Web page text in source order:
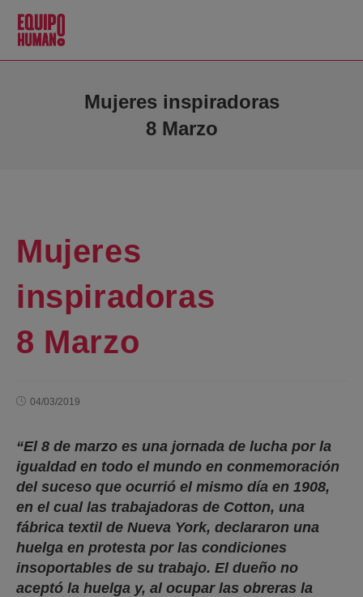
Mujeres inspiradoras
8 Marzo
Mujeres
inspiradoras
8 Marzo
04/03/2019
“El 8 de marzo es una jornada de lucha por la
igualdad en todo el mundo en conmemoración
del suceso que ocurrió el mismo día en 1908,
en el cual las trabajadoras de Cotton, una
fábrica textil de Nueva York, declararon una
huelga en protesta por las condiciones
insoportables de su trabajo. El dueño no
aceptó la huelga y, al ocupar las obreras la